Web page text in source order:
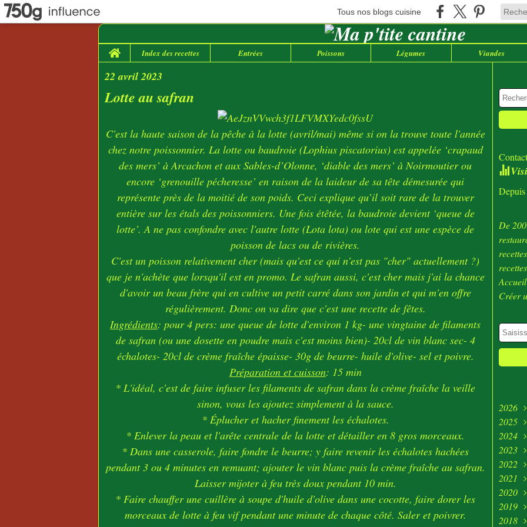
Tous nos blogs cuisine
Home Index des recettes Entrées Poissons Légumes Viandes
22 avril 2023
Lotte au safran
C'est la haute saison de la pêche à la lotte (avril/mai) même si on la trouve toute l'année
chez notre poissonnier. La lotte ou baudroie (Lophius piscatorius) est appelée ‘crapaud
des mers’ à Arcachon et aux Sables-d’Olonne, ‘diable des mers’ à Noirmoutier ou
encore ‘grenouille pécheresse’ en raison de la laideur de sa tête démesurée qui
représente près de la moitié de son poids. Ceci explique qu’il soit rare de la trouver
entière sur les étals des poissonniers. Une fois étêtée, la baudroie devient ‘queue de
lotte’. A ne pas confondre avec l'autre lotte (Lota lota) ou lote qui est une espèce de
poisson de lacs ou de rivières.
C'est un poisson relativement cher (mais qu'est ce qui n'est pas "cher" actuellement ?)
que je n'achète que lorsqu'il est en promo. Le safran aussi, c'est cher mais j'ai la chance
d'avoir un beau frère qui en cultive un petit carré dans son jardin et qui m'en offre
régulièrement. Donc on va dire que c'est une recette de fêtes.
Ingrédients: pour 4 pers: une queue de lotte d'environ 1 kg- une vingtaine de filaments
de safran (ou une dosette en poudre mais c'est moins bien)- 20cl de vin blanc sec- 4
échalotes- 20cl de crème fraîche épaisse- 30g de beurre- huile d'olive- sel et poivre.
Préparation et cuisson: 15 min
* L'idéal, c'est de faire infuser les filaments de safran dans la crème fraîche la veille
sinon, vous les ajoutez simplement à la sauce.
* Éplucher et hacher finement les échalotes.
* Enlever la peau et l'arête centrale de la lotte et détailler en 8 gros morceaux.
* Dans une casserole, faire fondre le beurre; y faire revenir les échalotes hachées
pendant 3 ou 4 minutes en remuant; ajouter le vin blanc puis la crème fraîche au safran.
Laisser mijoter à feu très doux pendant 10 min.
* Faire chauffer une cuillère à soupe d'huile d'olive dans une cocotte, faire dorer les
morceaux de lotte à feu vif pendant une minute de chaque côté. Saler et poivrer.
De
Créer
2026
Juillet
Juin
Avril
Mars
2025
Août
Juillet
Mai
2024
Août
Juillet
2023
Août
2022
2021
2020
2019
2018